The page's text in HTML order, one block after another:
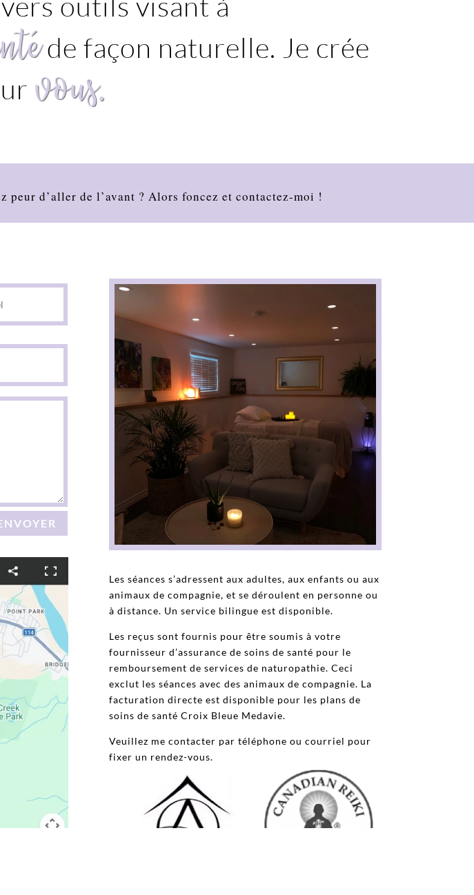
de façon naturelle. Je crée
vous.
peur d’aller de l’avant ? Alors foncez et contactez-moi !
Les séances s’adressent aux adultes, aux enfants ou aux
animaux de compagnie, et se déroulent en personne ou
à distance. Un service bilingue est disponible.
Les reçus sont fournis pour être soumis à votre
fournisseur d’assurance de soins de santé pour le
remboursement de services de naturopathie. Ceci
exclut les séances avec des animaux de compagnie. La
facturation directe est disponible pour les plans de
soins de santé Croix Bleue Medavie.
Veuillez me contacter par téléphone ou courriel pour
fixer un rendez-vous.